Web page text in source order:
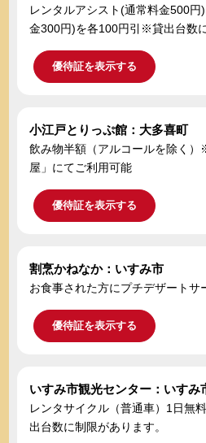
レンタルアシスト(通常料金500
金300円)を各100円引※貸出台数
優待証を表示する
小江戸とりっぷ館：大多喜町
飲み物半額（アルコールを除く
屋」にてご利用可能
優待証を表示する
割烹かねなか：いすみ市
お食事された方にプチデザートサ
優待証を表示する
いすみ市観光センター：いすみ
レンタサイクル（普通車）1日無
出台数に制限があります。